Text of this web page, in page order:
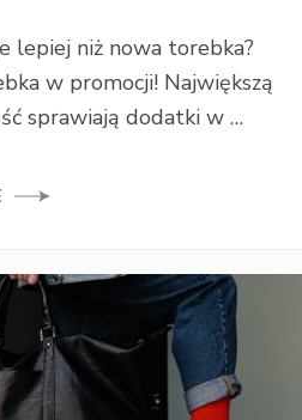
lepiej niż nowa torebka?
w promocji! Największą
sprawiają dodatki w …